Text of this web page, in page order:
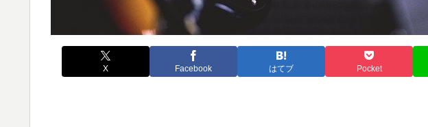
X Facebook はてブ Pocket